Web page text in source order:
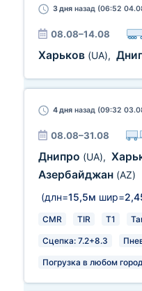
3 дня назад (06:52
08.08–14.08
Харьков (UA),
4 дня назад (09:32
08.08–31.08
Днипро (UA),
Азербайджан (AZ)
(длн=15,5м шир=
CMR TIR T1
Сцепка: 7.2+8.3
Погрузка в любом